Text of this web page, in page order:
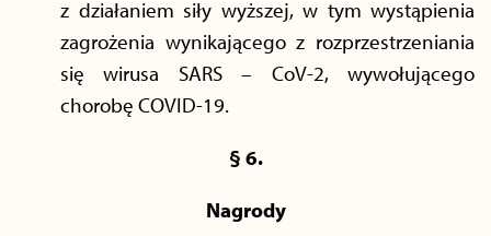
z działaniem siły wyższej, w tym wystąpienia
zagrożenia wynikającego z rozprzestrzeniania
się wirusa SARS – CoV-2, wywołującego
chorobę COVID-19.
§ 6.
Nagrody